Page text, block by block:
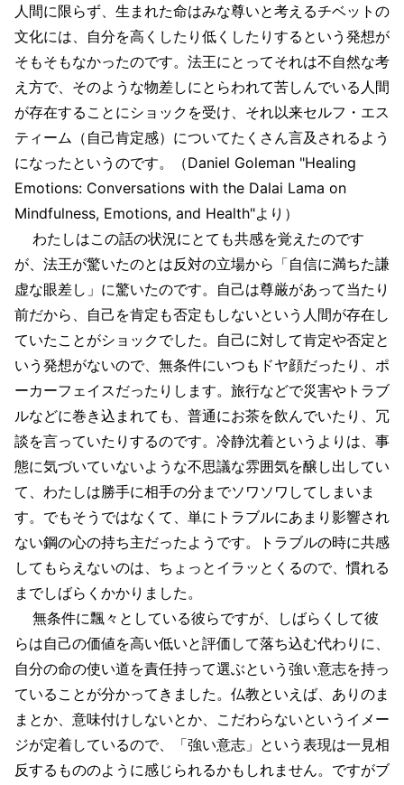
人間に限らず、生まれた命はみな尊いと考えるチベットの
文化には、自分を高くしたり低くしたりするという発想が
そもそもなかったのです。法王にとってそれは不自然な考
え方で、そのような物差しにとらわれて苦しんでいる人間
が存在することにショックを受け、それ以来セルフ・エス
ティーム（自己肯定感）についてたくさん言及されるよう
になったというのです。（Daniel Goleman "Healing
Emotions: Conversations with the Dalai Lama on
Mindfulness, Emotions, and Health"より）
わたしはこの話の状況にとても共感を覚えたのです
が、法王が驚いたのとは反対の立場から「自信に満ちた謙
虚な眼差し」に驚いたのです。自己は尊厳があって当たり
前だから、自己を肯定も否定もしないという人間が存在し
ていたことがショックでした。自己に対して肯定や否定と
いう発想がないので、無条件にいつもドヤ顔だったり、ポ
ーカーフェイスだったりします。旅行などで災害やトラブ
ルなどに巻き込まれても、普通にお茶を飲んでいたり、冗
談を言っていたりするのです。冷静沈着というよりは、事
態に気づいていないような不思議な雰囲気を醸し出してい
て、わたしは勝手に相手の分までソワソワしてしまいま
す。でもそうではなくて、単にトラブルにあまり影響され
ない鋼の心の持ち主だったようです。トラブルの時に共感
してもらえないのは、ちょっとイラッとくるので、慣れる
までしばらくかかりました。
無条件に飄々としている彼らですが、しばらくして彼
らは自己の価値を高い低いと評価して落ち込む代わりに、
自分の命の使い道を責任持って選ぶという強い意志を持っ
ていることが分かってきました。仏教といえば、ありのま
まとか、意味付けしないとか、こだわらないというイメー
ジが定着しているので、「強い意志」という表現は一見相
反するもののように感じられるかもしれません。ですがブ